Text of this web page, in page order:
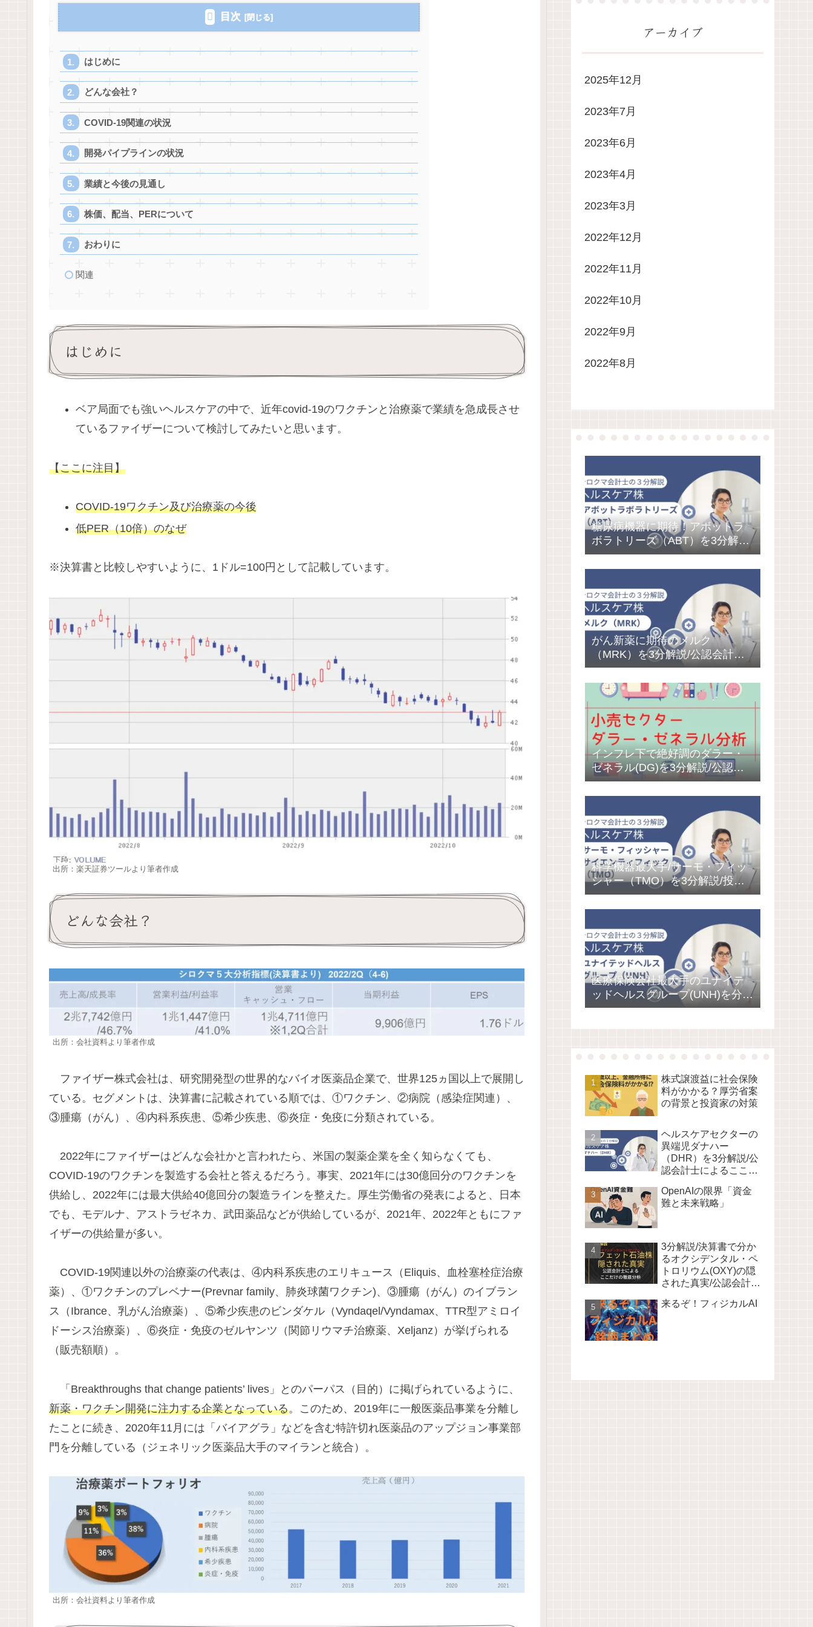
目次
はじめに
どんな会社？
COVID-19関連の状況
開発パイプラインの状況
業績と今後の見通し
株価、配当、PERについて
おわりに
関連
はじめに
ベア局面でも強いヘルスケアの中で、近年covid-19のワクチンと治療薬で業績を急成長させ
ているファイザーについて検討してみたいと思います。
【ここに注目】
COVID-19ワクチン及び治療薬の今後
低PER（10倍）のなぜ
※決算書と比較しやすいように、1ドル=100円として記載しています。
出所：楽天証券ツールより筆者作成
どんな会社？
出所：会社資料より筆者作成
ファイザー株式会社は、研究開発型の世界的なバイオ医薬品企業で、世界125ヵ国以上で展開し
ている。セグメントは、決算書に記載されている順では、①ワクチン、②病院（感染症関連）、
③腫瘍（がん）、④内科系疾患、⑤希少疾患、⑥炎症・免疫に分類されている。
2022年にファイザーはどんな会社かと言われたら、米国の製薬企業を全く知らなくても、
COVID-19のワクチンを製造する会社と答えるだろう。事実、2021年には30億回分のワクチンを
供給し、2022年には最大供給40億回分の製造ラインを整えた。厚生労働省の発表によると、日本
でも、モデルナ、アストラゼネカ、武田薬品などが供給しているが、2021年、2022年ともにファ
イザーの供給量が多い。
COVID-19関連以外の治療薬の代表は、④内科系疾患のエリキュース（Eliquis、⾎栓塞栓症治療
薬）、①ワクチンのプレベナー(Prevnar family、肺炎球菌ワクチン)、③腫瘍（がん）のイブラン
ス（Ibrance、乳がん治療薬）、⑤希少疾患のビンダケル（Vyndaqel/Vyndamax、TTR型アミロイ
ドーシス治療薬）、⑥炎症・免疫のゼルヤンツ（関節リウマチ治療薬、Xeljanz）が挙げられる
（販売額順）。
「Breakthroughs that change patients’ lives」とのパーパス（目的）に掲げられているように、
新薬・ワクチン開発に注力する企業となっている。このため、2019年に一般医薬品事業を分離し
たことに続き、2020年11⽉には「バイアグラ」などを含む特許切れ医薬品のアップジョン事業部
門を分離している（ジェネリック医薬品⼤⼿のマイランと統合）。
出所：会社資料より筆者作成
アーカイブ
2025年12月
2023年7月
2023年6月
2023年4月
2023年3月
2022年12月
2022年11月
2022年10月
2022年9月
2022年8月
糖尿病機器に期待！アボットラ
ボラトリーズ（ABT）を3分解説/
公認会計士によるここだけの徹
底分析/お宝株発見で寝るだけ投
がん新薬に期待のメルク
（MRK）を3分解説/公認会計士
によるここだけの徹底分析/お宝
株発見で寝るだけ投資
インフレ下で絶好調のダラー・
ゼネラル(DG)を3分解説/公認会
計士によるここだけの徹底分析/
お宝株発見で寝るだけ投資
科学機器最大手/サーモ・フィッ
シャー（TMO）を3分解説/投資
環境、株価、決算の状況を会計
士が分析
医療保険会社最大手のユナイテ
ッドヘルスグループ(UNH)を分
析/投資環境、株価、決算の状況
株式譲渡益に社会保険
料がかかる？厚労省案
の背景と投資家の対策
ヘルスケアセクターの
異端児ダナハー
（DHR）を3分解説/公
認会計士によるここだ
見で寝るだけ投資
OpenAIの限界「資金
難と未来戦略」
3分解説/決算書で分か
るオクシデンタル・ペ
トロリウム(OXY)の隠
された真実/公認会計士
分析
来るぞ！フィジカルAI